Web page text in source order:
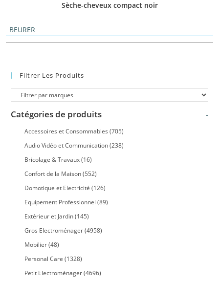
Sèche-cheveux compact noir
BEURER
Filtrer Les Produits
Catégories de produits -
Accessoires et Consommables (705)
Audio Vidéo et Communication (238)
Bricolage & Travaux (16)
Confort de la Maison (552)
Domotique et Electricité (126)
Equipement Professionnel (89)
Extérieur et Jardin (145)
Gros Electroménager (4958)
Mobilier (48)
Personal Care (1328)
Petit Electroménager (4696)